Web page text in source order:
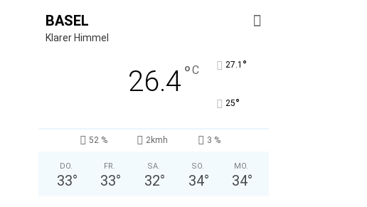
BASEL
Klarer Himmel
26.4°C 27.1 °
25°
52 % 2kmh 3 %
DO.
33°
FR.
33°
SA.
32°
SO.
34°
MO.
34°